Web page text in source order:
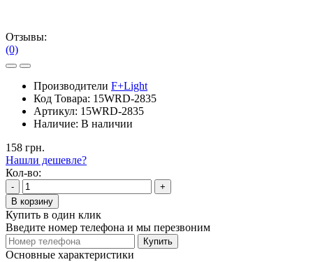
Отзывы:
(0)
Производители F+Light
Код Товара: 15WRD-2835
Артикул: 15WRD-2835
Наличие: В наличии
158 грн.
Нашли дешевле?
Кол-во:
-
+
В корзину
Купить в один клик
Введите номер телефона и мы перезвоним
Купить
Основные характеристики